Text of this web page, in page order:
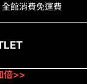
館消費免運費
倍>>